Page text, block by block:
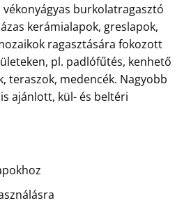
burkolatragasztó
kerámialapok, greslapok,
ragasztására fokozott
pl. padlófűtés, kenhető
teraszok, medencék. Nagyobb
ajánlott, kül- és beltéri